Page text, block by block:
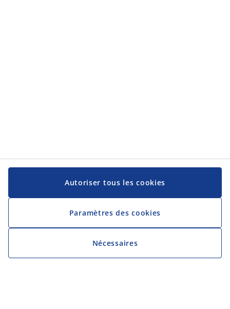
Autoriser tous les cookies
Paramètres des cookies
Nécessaires